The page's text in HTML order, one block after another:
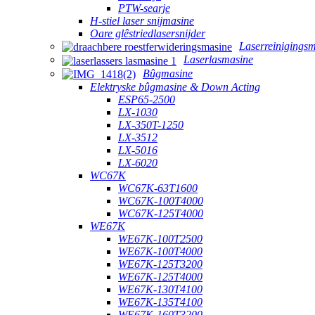
PTW-searje
H-stiel laser snijmasine
Oare glêstriedlasersnijder
Laserlasmasine
Bûgmasine
Elektryske bûgmasine & Down Acting
ESP65-2500
LX-1030
LX-350T-1250
LX-3512
LX-5016
LX-6020
WC67K
WC67K-63T1600
WC67K-100T4000
WC67K-125T4000
WE67K
WE67K-100T2500
WE67K-100T4000
WE67K-125T3200
WE67K-125T4000
WE67K-130T4100
WE67K-135T4100